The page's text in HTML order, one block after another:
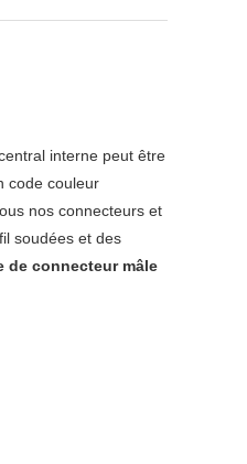
interne peut être
code couleur
nos connecteurs et
soudées et des
de connecteur mâle